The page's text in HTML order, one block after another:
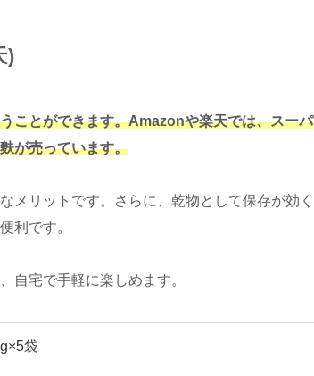
)
ことができます。Amazonや楽天では、スーパ
が売っています。
メリットです。さらに、乾物として保存が効く
利です。
自宅で手軽に楽しめます。
袋